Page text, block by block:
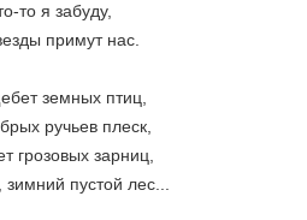
то я забуду,
примут нас.
земных птиц,
ручьев плеск,
грозовых зарниц,
пустой лес...